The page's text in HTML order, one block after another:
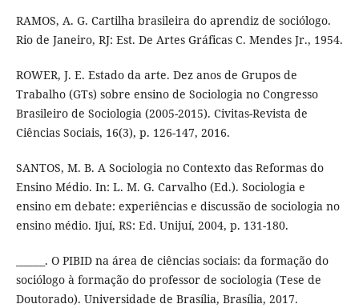
RAMOS, A. G. Cartilha brasileira do aprendiz de sociólogo.
Rio de Janeiro, RJ: Est. De Artes Gráficas C. Mendes Jr., 1954.
ROWER, J. E. Estado da arte. Dez anos de Grupos de
Trabalho (GTs) sobre ensino de Sociologia no Congresso
Brasileiro de Sociologia (2005-2015). Civitas-Revista de
Ciências Sociais, 16(3), p. 126-147, 2016.
SANTOS, M. B. A Sociologia no Contexto das Reformas do
Ensino Médio. In: L. M. G. Carvalho (Ed.). Sociologia e
ensino em debate: experiências e discussão de sociologia no
ensino médio. Ijuí, RS: Ed. Unijuí, 2004, p. 131-180.
______. O PIBID na área de ciências sociais: da formação do
sociólogo à formação do professor de sociologia (Tese de
Doutorado). Universidade de Brasília, Brasília, 2017.